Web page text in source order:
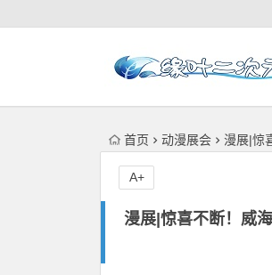
首页 动漫展会 漫展|惊
漫展|惊喜不断！威
A+